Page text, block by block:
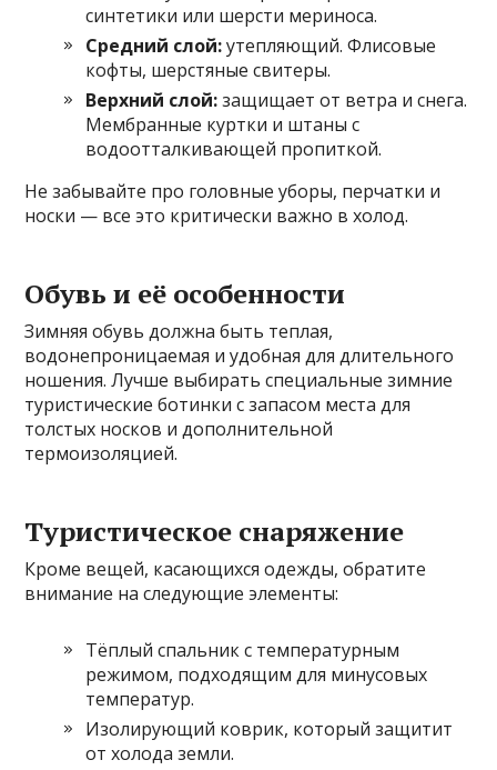
синтетики или шерсти мериноса.
Средний слой:утепляющий. Флисовые
кофты, шерстяные свитеры.
Верхний слой:защищает от ветра и снега.
Мембранные куртки и штаны с
водоотталкивающей пропиткой.
Не забывайте про головные уборы, перчатки и
носки — все это критически важно в холод.
Обувь и её особенности
Зимняя обувь должна быть теплая,
водонепроницаемая и удобная для длительного
ношения. Лучше выбирать специальные зимние
туристические ботинки с запасом места для
толстых носков и дополнительной
термоизоляцией.
Туристическое снаряжение
Кроме вещей, касающихся одежды, обратите
внимание на следующие элементы:
Тёплый спальник с температурным
режимом, подходящим для минусовых
температур.
Изолирующий коврик, который защитит
от холода земли.